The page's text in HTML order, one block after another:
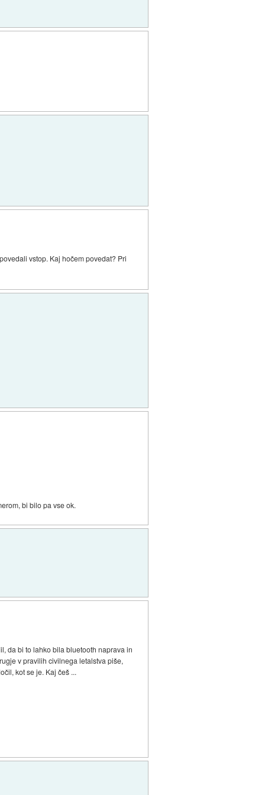
vstop. Kaj hočem povedat? Pri
bi bilo pa vse ok.
da bi to lahko bila bluetooth naprava in
v pravilih civilnega letalstva piše,
kot se je. Kaj češ ...